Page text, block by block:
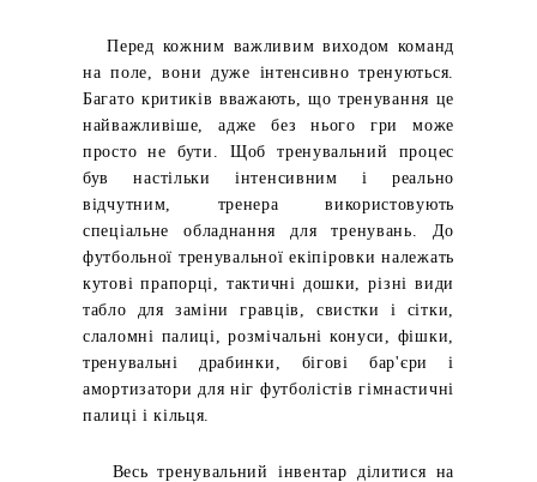
Перед кожним важливим виходом команд
на поле, вони дуже інтенсивно тренуються.
Багато критиків вважають, що тренування це
найважливіше, адже без нього гри може
просто не бути. Щоб тренувальний процес
був настільки інтенсивним і реально
відчутним, тренера використовують
спеціальне обладнання для тренувань. До
футбольної тренувальної екіпіровки належать
кутові прапорці, тактичні дошки, різні види
табло для заміни гравців, свистки і сітки,
слаломні палиці, розмічальні конуси, фішки,
тренувальні драбинки, бігові бар'єри і
амортизатори для ніг футболістів гімнастичні
палиці і кільця.
Весь тренувальний інвентар ділитися на